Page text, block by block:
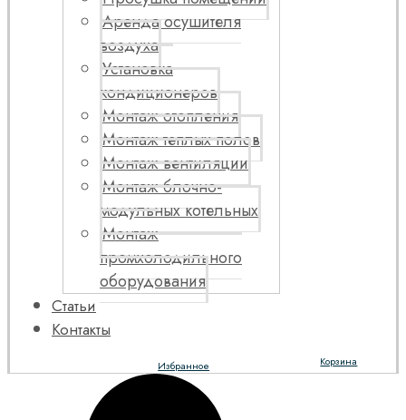
Аренда осушителя
воздуха
Установка
кондиционеров
Монтаж отопления
Монтаж теплых полов
Монтаж вентиляции
Монтаж блочно-
модульных котельных
Монтаж
промхолодильного
оборудования
Статьи
Контакты
Корзина
Избранное